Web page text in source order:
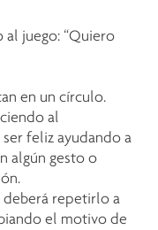
al juego: “Quiero
en un círculo.
al
feliz ayudando a
algún gesto o
deberá repetirlo a
el motivo de